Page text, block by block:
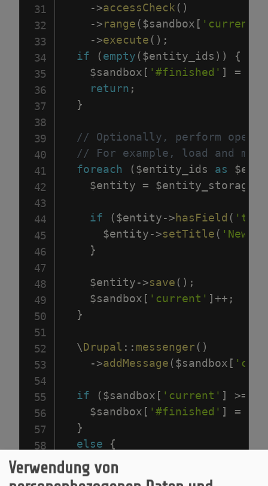
->accessCheck ( )
->range ($sandbox [ 'current'
->execute ( ) ;
if
(empty ($entity_ids ) )
{
$sandbox [ '#finished' ] =
return ;
}
// Optionally, perform
// For example, load and
foreach
($entity_ids as
$entity = $entity_storage
if ($entity->hasField (
$entity->setTitle ( 'New
}
$entity->save ( ) ;
$sandbox [ 'current' ]++ ;
}
\Drupal :: messenger ( )
->addMessage ($sandbox [
if ($sandbox [ 'current' ] >=
$sandbox [ '#finished' ] =
}
else
{
}
Verwendung von